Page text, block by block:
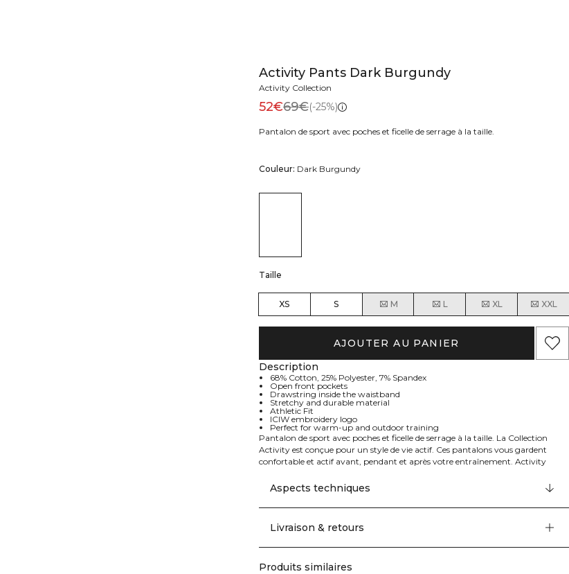
Activity Pants Dark Burgundy
Activity Collection
52€69€(-25%)
Pantalon de sport avec poches et ficelle de serrage à la taille.
Couleur: Dark Burgundy
Taille
XS S M L XL XXL
AJOUTER AU PANIER
Description
68% Cotton, 25% Polyester, 7% Spandex
Open front pockets
Drawstring inside the waistband
Stretchy and durable material
Athletic Fit
ICIW embroidery logo
Perfect for warm-up and outdoor training
Pantalon de sport avec poches et ficelle de serrage à la taille. La Collection
Activity est conçue pour un style de vie actif. Ces pantalons vous gardent
confortable et actif avant, pendant et après votre entraînement. Activity
l'échauffement et l'entraînement en extérieur. Poches avant ouvertes. Cordon
de serrage à l'intérieur de la ceinture. Matériau extensible et durable. Logo
ICIW brodé. 68% Coton, 25% Polyester, 7% Elastan
Aspects techniques
Livraison & retours
Produits similaires